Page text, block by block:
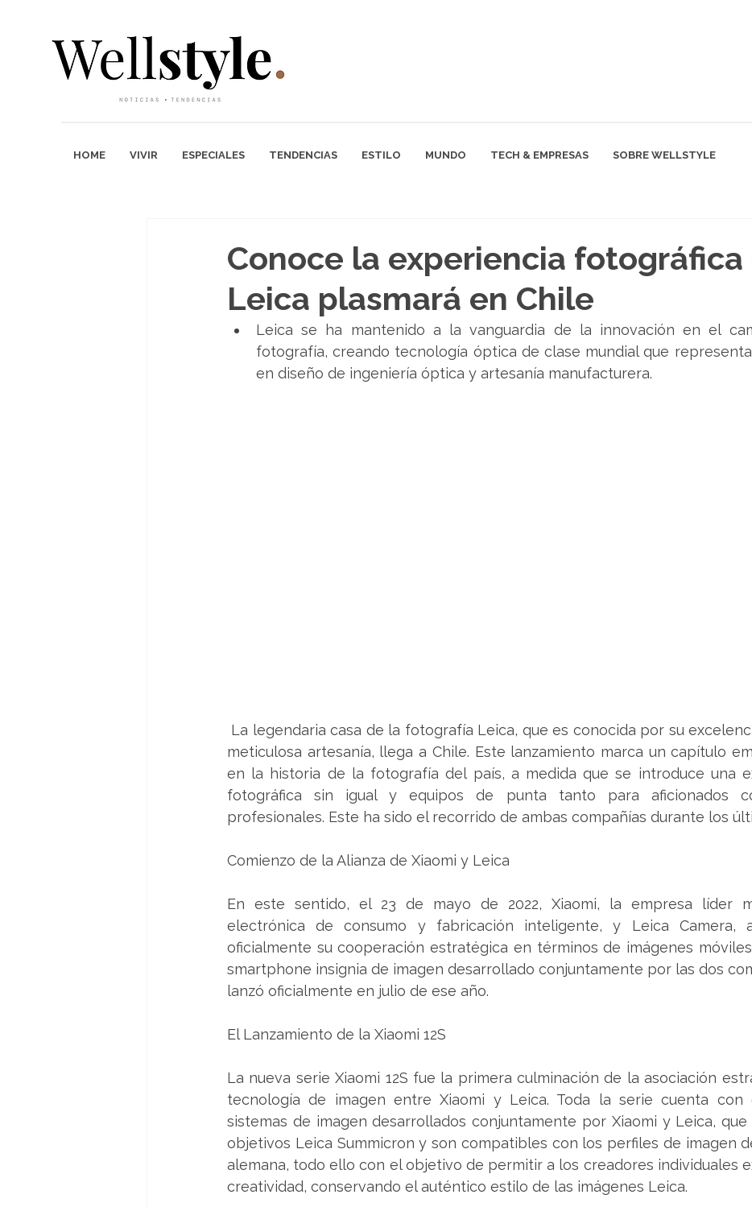
HOME VIVIR ESPECIALES TENDENCIAS ESTILO MUNDO TECH & EMPRESAS SOBRE WELLSTYLE
Conoce la experiencia fotográfica
Leica plasmará en Chile
Leica se ha mantenido a la vanguardia de la innovación en el
fotografía, creando tecnología óptica de clase mundial que
en diseño de ingeniería óptica y artesanía manufacturera.
meticulosa artesanía, llega a Chile. Este lanzamiento marca un capítulo
en la historia de la fotografía del país, a medida que se introduce una
fotográfica sin igual y equipos de punta tanto para aficionados
profesionales. Este ha sido el recorrido de ambas compañías durante los
Comienzo de la Alianza de Xiaomi y Leica
En este sentido, el 23 de mayo de 2022, Xiaomi, la empresa líder
electrónica de consumo y fabricación inteligente, y Leica Camera,
oficialmente su cooperación estratégica en términos de imágenes
smartphone insignia de imagen desarrollado conjuntamente por las dos
lanzó oficialmente en julio de ese año.
El Lanzamiento de la Xiaomi 12S
La nueva serie Xiaomi 12S fue la primera culminación de la asociación
tecnología de imagen entre Xiaomi y Leica. Toda la serie cuenta con
sistemas de imagen desarrollados conjuntamente por Xiaomi y Leica,
objetivos Leica Summicron y son compatibles con los perfiles de imagen
alemana, todo ello con el objetivo de permitir a los creadores individuales
creatividad, conservando el auténtico estilo de las imágenes Leica.